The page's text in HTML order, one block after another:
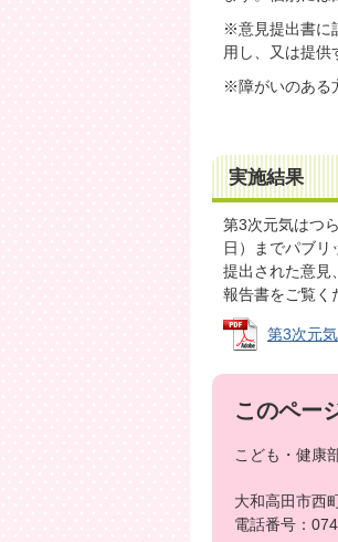
※意見提出書に
用し、又は提供
※障がいのある
実施結果
第3次元気はつ
日）までパブリ
提出された意見
報告書をご覧く
第3次元
このペー
こども・健康
大和高田市西
電話番号：